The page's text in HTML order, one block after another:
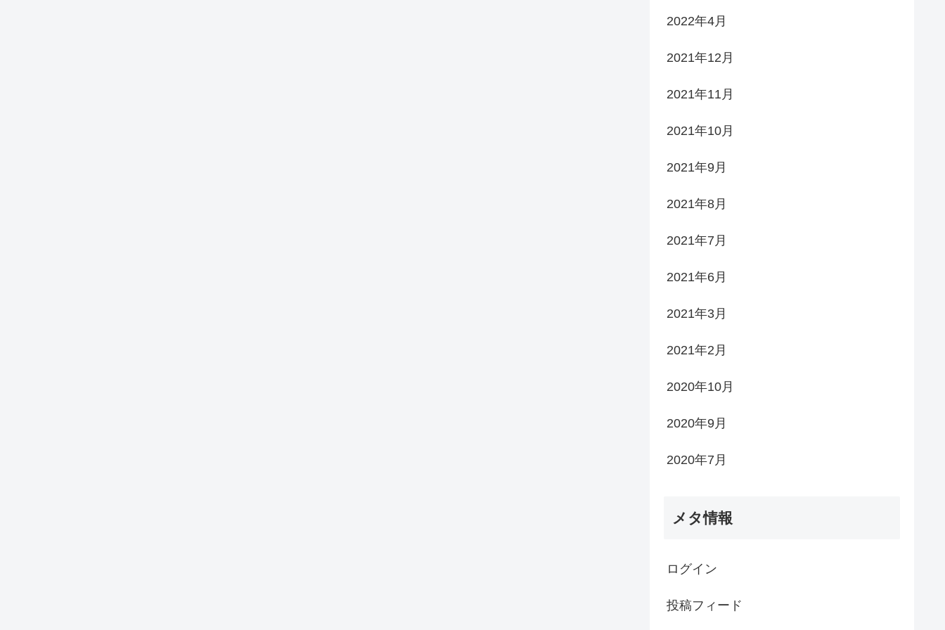
2022年4月
2021年12月
2021年11月
2021年10月
2021年9月
2021年8月
2021年7月
2021年6月
2021年3月
2021年2月
2020年10月
2020年9月
2020年7月
メタ情報
ログイン
投稿フィード